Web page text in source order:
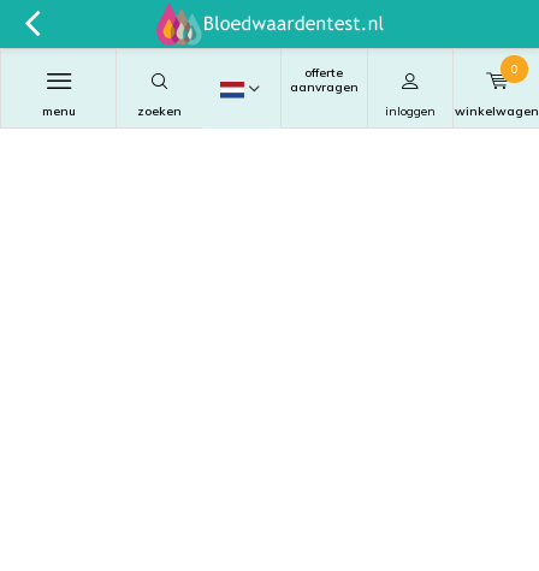
zoeken
offerte
aanvragen
inloggen
menu winkelwagen
0